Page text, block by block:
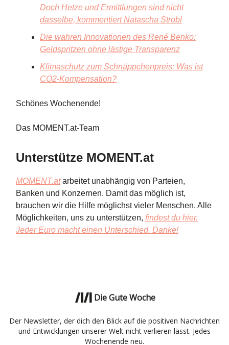
Doch Hetze und Ermittlungen sind nicht
dasselbe, kommentiert Natascha Strobl
Die wahren Innovationen des René Benko:
Geldspritzen ohne lästige Transparenz
Klimaschutz zum Schnäppchenpreis: Was ist
CO2-Kompensation?
Schönes Wochenende!
Das MOMENT.at-Team
Unterstütze MOMENT.at
MOMENT.atarbeitet unabhängig von Parteien,
Banken und Konzernen. Damit das möglich ist,
brauchen wir die Hilfe möglichst vieler Menschen. Alle
Möglichkeiten, uns zu unterstützen, findest du hier.
Jeder Euro macht einen Unterschied. Danke!
Die Gute Woche
Der Newsletter, der dich den Blick auf die positiven Nachrichten
und Entwicklungen unserer Welt nicht verlieren lässt. Jedes
Wochenende neu.